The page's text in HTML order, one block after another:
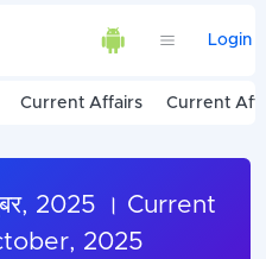
Login
Current Affairs Current
2025 । Current
2025